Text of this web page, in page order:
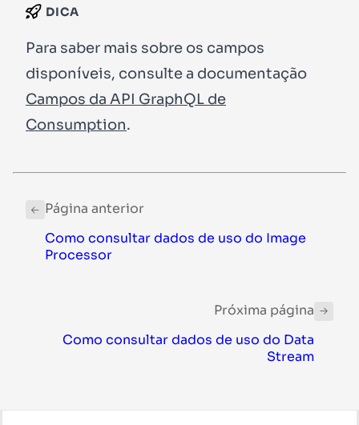
DICA
Para saber mais sobre os campos
disponíveis, consulte a documentação
Campos da API GraphQL de
Consumption.
Página anterior
Como consultar dados de uso do Image
Processor
Próxima página
Como consultar dados de uso do Data
Stream